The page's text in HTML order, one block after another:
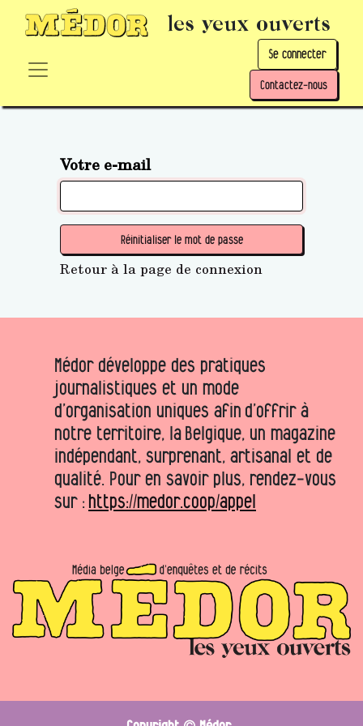
les yeux ouverts
Se connecter
Contactez-nous
Votre e-mail
Réinitialiser le mot de passe
Retour à la page de connexion
Médor développe des pratiques
journalistiques et un mode
d’organisation uniques afin d’offrir à
notre territoire, la Belgique, un magazine
indépendant, surprenant, artisanal et de
qualité. Pour en savoir plus, rendez-vous
sur : https://medor.coop/appel